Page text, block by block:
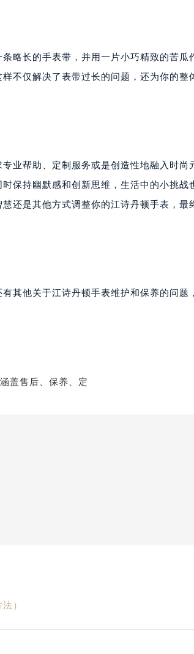
略长的手表带，并用一片小巧精致的苦瓜
不仅解决了表带过长的问题，还为你的整
业帮助、定制服务或是创造性地融入时尚
保持幽默感和创新思维，生活中的小挑战
还是其他方式调整你的江诗丹顿手表，最
其他关于江诗丹顿手表维护和保养的问题
）